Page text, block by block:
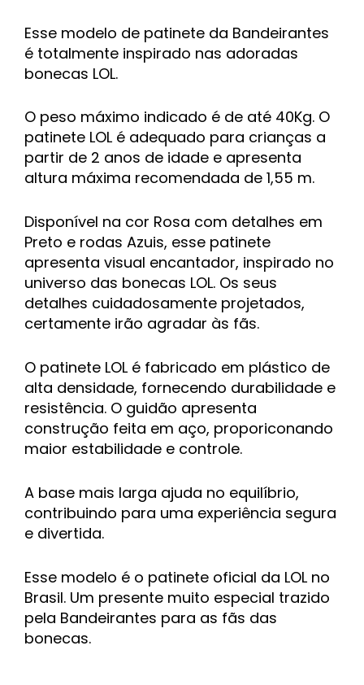
Esse modelo de patinete da Bandeirantes
é totalmente inspirado nas adoradas
bonecas LOL.
O peso máximo indicado é de até 40Kg. O
patinete LOL é adequado para crianças a
partir de 2 anos de idade e apresenta
altura máxima recomendada de 1,55 m.
Disponível na cor Rosa com detalhes em
Preto e rodas Azuis, esse patinete
apresenta visual encantador, inspirado no
universo das bonecas LOL. Os seus
detalhes cuidadosamente projetados,
certamente irão agradar às fãs.
O patinete LOL é fabricado em plástico de
alta densidade, fornecendo durabilidade e
resistência. O guidão apresenta
construção feita em aço, proporiconando
maior estabilidade e controle.
A base mais larga ajuda no equilíbrio,
contribuindo para uma experiência segura
e divertida.
Esse modelo é o patinete oficial da LOL no
Brasil. Um presente muito especial trazido
pela Bandeirantes para as fãs das
bonecas.